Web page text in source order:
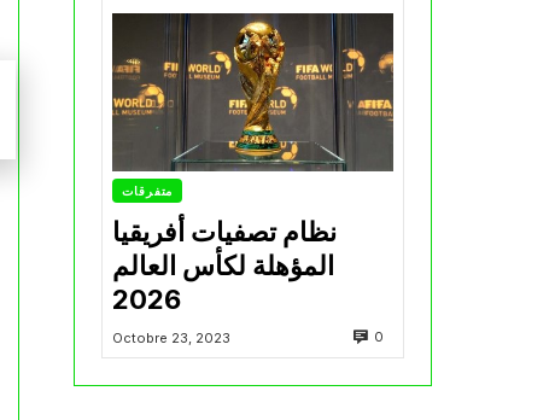
متفرقات
نظام تصفيات أفريقيا
المؤهلة لكأس العالم
2026
Octobre 23, 2023 0